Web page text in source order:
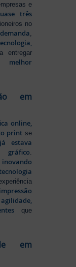
e
três
no
,
entregar
em
online,
printse
estava
gráfico
inovando
agilidade,
que
em